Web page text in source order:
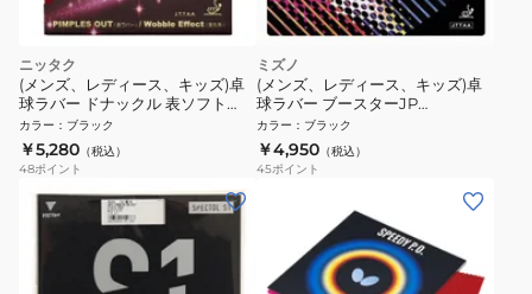
ニッタク
(メンズ、レディース、キッズ)卓
球ラバー ドナックル 表ソフト
NR8572-71
カラー ： ブラック
￥5,280 （税込）
48ポイント
ミズノ
(メンズ、レディース、キッズ)卓
球ラバー ブースターJP
83JRT21209
カラー ： ブラック
￥4,950 （税込）
45ポイント